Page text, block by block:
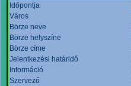
Időpontja
Város
Börze neve
Börze helyszíne
Börze címe
Jelentkezési határidő
Információ
Szervező